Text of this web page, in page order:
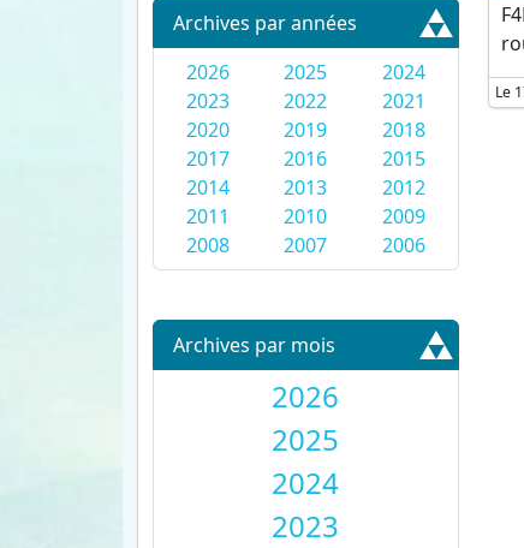
Archives par années
2026
2025
2024
2023
2022
2021
2020
2019
2018
2017
2016
2015
2014
2013
2012
2011
2010
2009
2008
2007 2006
Archives par mois
2026
2025
2024
2023
Le